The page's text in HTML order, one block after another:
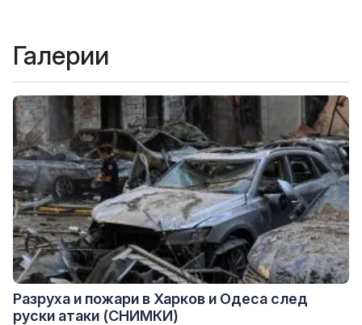
Галерии
Разруха и пожари в Харков и Одеса след
руски атаки (СНИМКИ)